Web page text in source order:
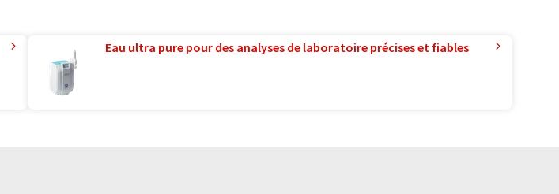
Eau ultra pure pour des analyses de laboratoire précises et fiables